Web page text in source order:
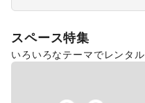
スペース特集
いろいろなテーマでレンタ